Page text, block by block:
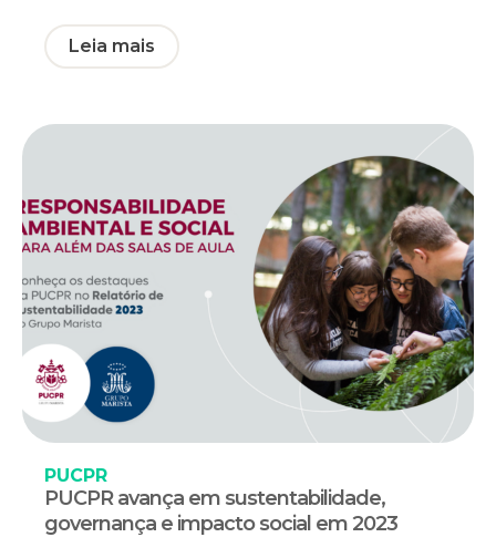
Leia mais
PUCPR
PUCPR avança em sustentabilidade,
governança e impacto social em 2023